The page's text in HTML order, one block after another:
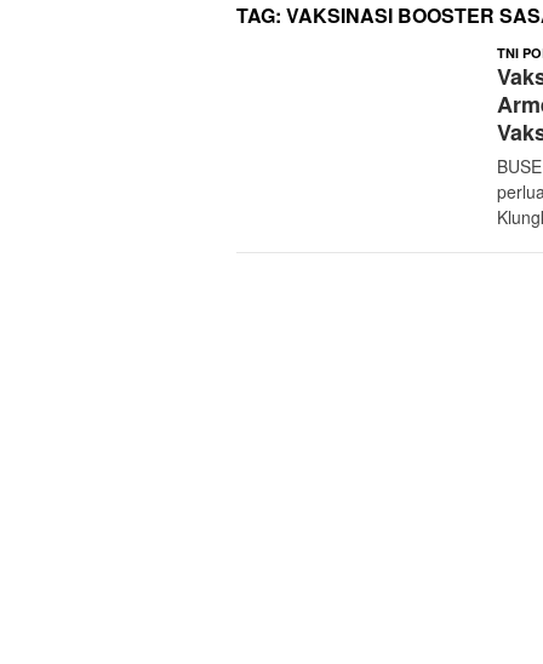
TAG: VAKSINASI BOOSTER
TNI